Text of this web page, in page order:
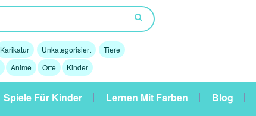
Karikatur Unkategorisiert
Tiere
Anime Orte Kinder
Spiele Für Kinder Lernen Mit Farben Blog